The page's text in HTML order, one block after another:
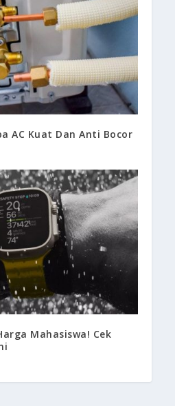
AC Kuat Dan Anti Bocor
Mahasiswa! Cek